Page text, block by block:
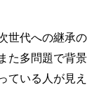
世代への継承の
た多問題で背景
ている人が見え